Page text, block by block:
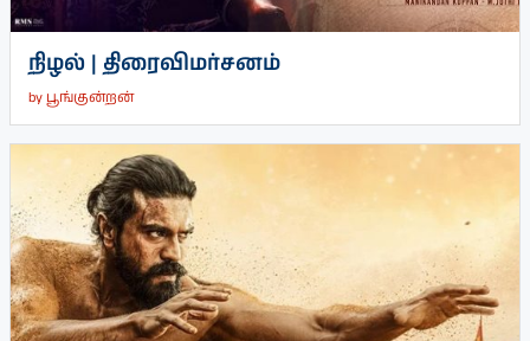
நிழல் | திரைவிமர்சனம்
byபூங்குன்றன்